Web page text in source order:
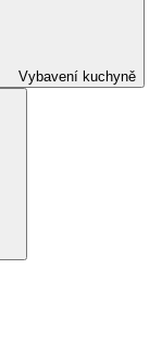
Vybavení kuchyně